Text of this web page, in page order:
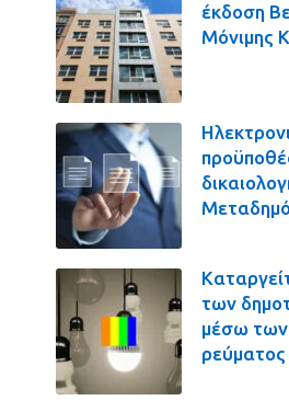
έκδοση
Μόνιμης
των
μέσω
ρεύματος